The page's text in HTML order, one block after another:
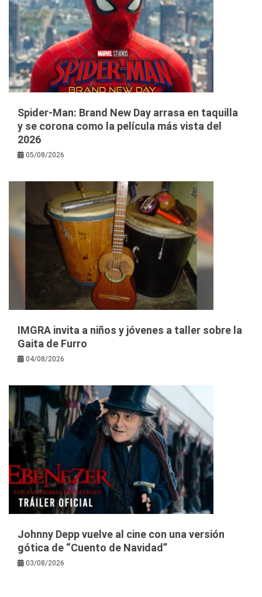
Spider-Man: Brand New Day arrasa en taquilla
y se corona como la película más vista del
2026
05/08/2026
IMGRA invita a niños y jóvenes a taller sobre la
Gaita de Furro
04/08/2026
Johnny Depp vuelve al cine con una versión
gótica de “Cuento de Navidad”
03/08/2026